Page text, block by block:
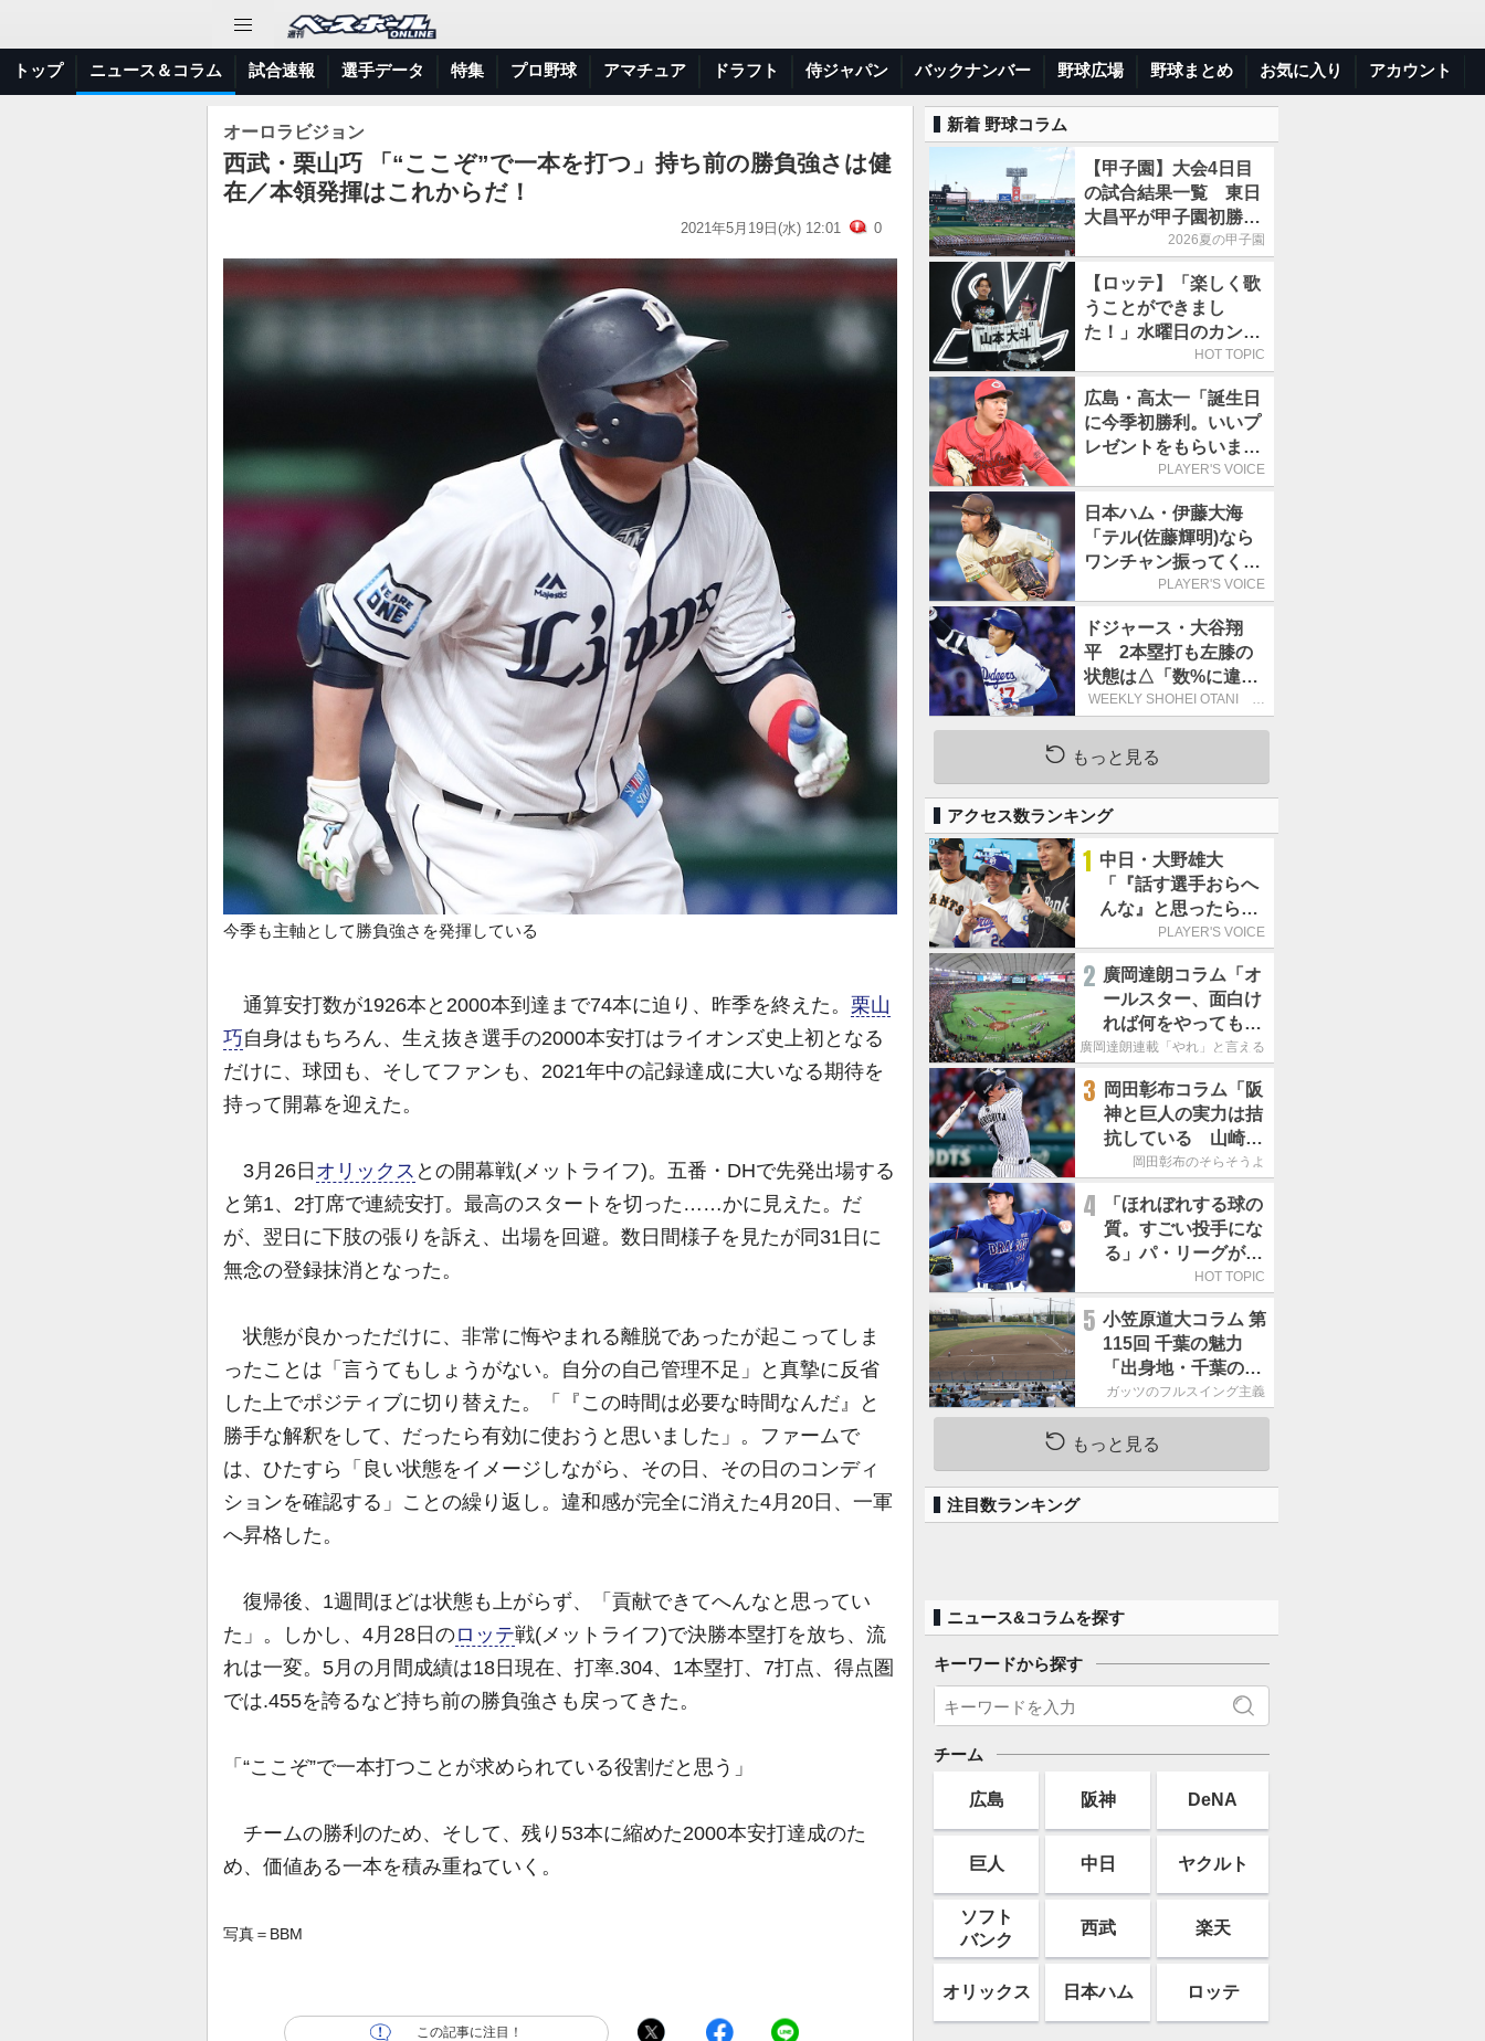
トップ ニュース＆コラム 試合速報 選手データ 特集 プロ野球 アマチュア ドラフト 侍ジャパン バックナンバー 野球広場 野球まとめ お気に入り アカウント
オーロラビジョン
西武・栗山巧 「“ここぞ”で一本を打つ」持ち前の勝負強さは健
在／本領発揮はこれからだ！
2021年5月19日(水) 12:01 0
今季も主軸として勝負強さを発揮している
通算安打数が1926本と2000本到達まで74本に迫り、昨季を終えた。 栗山
巧自身はもちろん、生え抜き選手の2000本安打はライオンズ史上初となる
だけに、球団も、そしてファンも、2021年中の記録達成に大いなる期待を
持って開幕を迎えた。
3月26日 オリックス との開幕戦(メットライフ)。五番・DHで先発出場する
と第1、2打席で連続安打。最高のスタートを切った……かに見えた。だ
が、翌日に下肢の張りを訴え、出場を回避。数日間様子を見たが同31日に
無念の登録抹消となった。
状態が良かっただけに、非常に悔やまれる離脱であったが起こってしま
ったことは「言うてもしょうがない。自分の自己管理不足」と真摯に反省
した上でポジティブに切り替えた。「『この時間は必要な時間なんだ』と
勝手な解釈をして、だったら有効に使おうと思いました」。ファームで
は、ひたすら「良い状態をイメージしながら、その日、その日のコンディ
ションを確認する」ことの繰り返し。違和感が完全に消えた4月20日、一軍
へ昇格した。
復帰後、1週間ほどは状態も上がらず、「貢献できてへんなと思ってい
た」。しかし、4月28日のロッテ戦(メットライフ)で決勝本塁打を放ち、流
れは一変。5月の月間成績は18日現在、打率.304、1本塁打、7打点、得点圏
では.455を誇るなど持ち前の勝負強さも戻ってきた。
「“ここぞ”で一本打つことが求められている役割だと思う」
チームの勝利のため、そして、残り53本に縮めた2000本安打達成のた
め、価値ある一本を積み重ねていく。
写真＝BBM
この記事に注目！
新着 野球コラム
【甲子園】大会4日目
の試合結果一覧 東日
大昌平が甲子園初勝
利、青森山田は1点差
2026夏の甲子園
【ロッテ】「楽しく歌
うことができまし
た！」水曜日のカンパ
ネラ、8月8日のオリッ
に来場
HOT TOPIC
広島・高太一「誕生日
に今季初勝利。いいプ
レゼントをもらいまし
た」／バースデー星
PLAYER'S VOICE
日本ハム・伊藤大海
「テル(佐藤輝明)なら
ワンチャン振ってくれ
るかなと思って超スロ
た」／魔球
PLAYER'S VOICE
ドジャース・大谷翔
平 2本塁打も左膝の
状態は△「数%に違和
感があるなら、まだ休
針」
WEEKLY SHOHEI OTANI 二
刀流で呼び込む3連覇
もっと見る
アクセス数ランキング
1 中日・大野雄大
「『話す選手おらへ
んな』と思ったら坂
本勇人が来た！」／
PLAYER'S VOICE
2 廣岡達朗コラム「オ
ールスター、面白け
れば何をやってもい
いという発想は大間
廣岡達朗連載「やれ」と言える信念
3
岡田彰布コラム「阪
神と巨人の実力は拮
抗している 山崎、
小笠原の存在は大き
岡田彰布のそらそうよ
4
「ほれぼれする球の
質。すごい投手にな
る」パ・リーグが驚
いた「中日の左腕」
HOT TOPIC
5 小笠原道大コラム 第
115回 千葉の魅力
「出身地・千葉の話
の続き。昔から野球
熱の高い土地柄で
す」
ガッツのフルスイング主義
もっと見る
注目数ランキング
ニュース&コラムを探す
キーワードから探す
チーム
広島 阪神 DeNA
巨人 中日 ヤクルト
ソフト
バンク
西武 楽天
オリックス 日本ハム ロッテ